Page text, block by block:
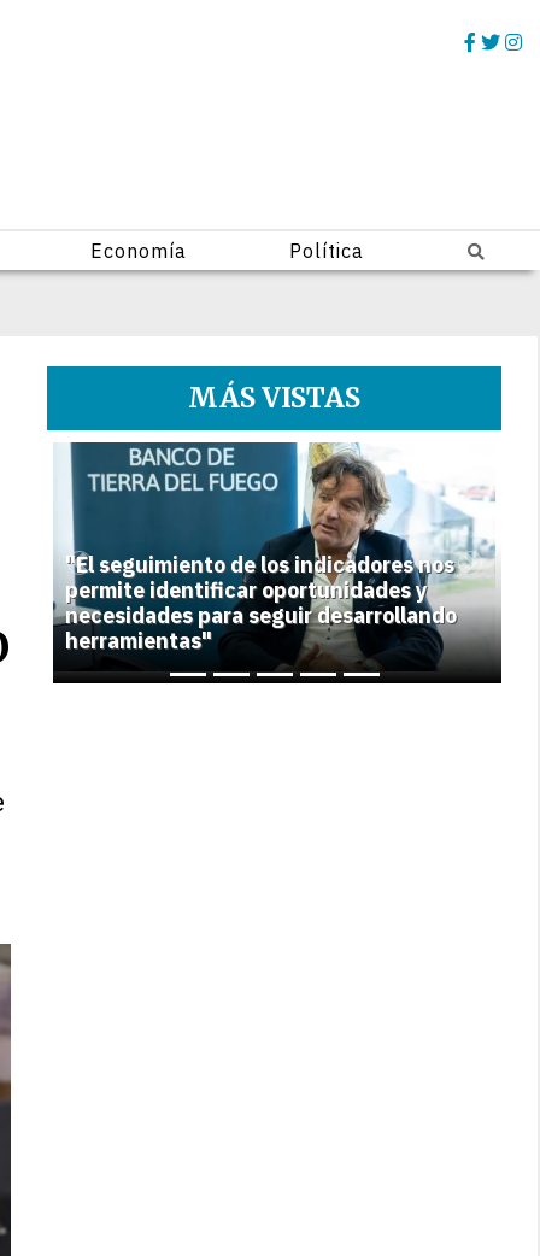
Economía Política
MÁS VISTAS
1
"El seguimiento de los indicadores nos
permite identificar oportunidades y
necesidades para seguir desarrollando
herramientas"
Previous Next